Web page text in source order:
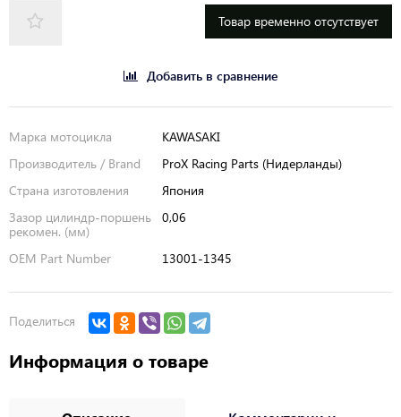
Товар временно отсутствует
Добавить в сравнение
Марка мотоцикла
KAWASAKI
Производитель / Brand
ProX Racing Parts (Нидерланды)
Страна изготовления
Япония
Зазор цилиндр-поршень
рекомен. (мм)
0,06
OEM Part Number 13001-1345
Поделиться
Информация о товаре